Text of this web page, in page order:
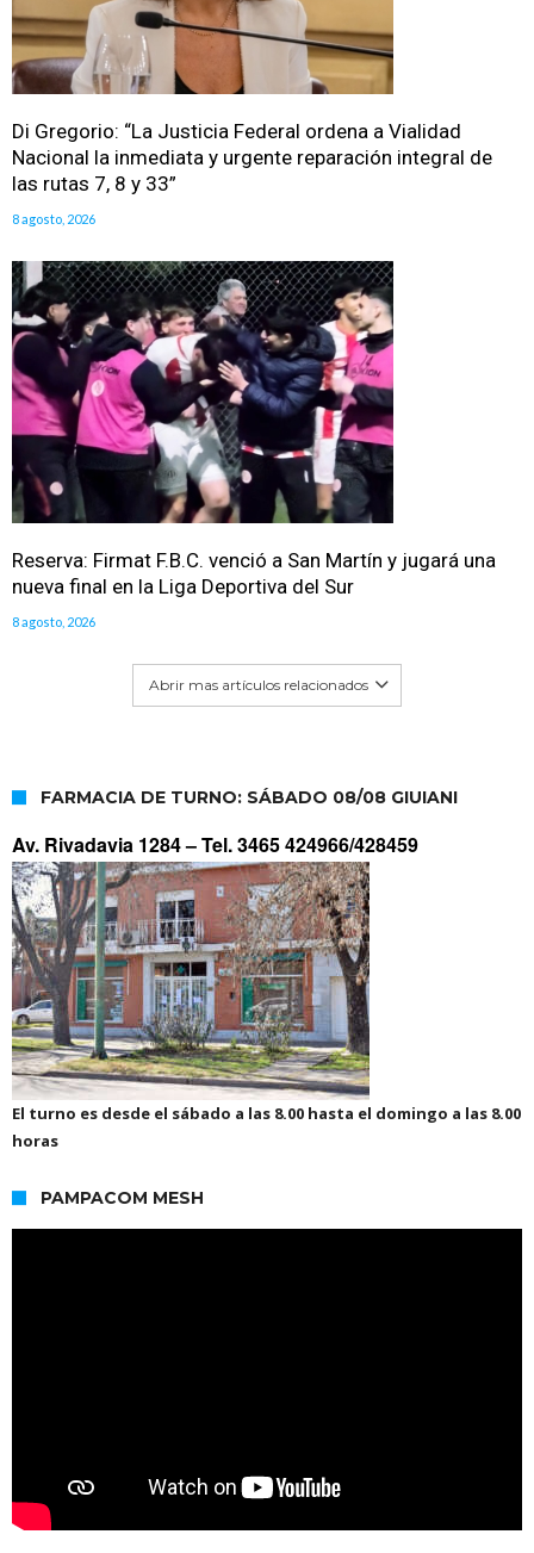
Di Gregorio: “La Justicia Federal ordena a Vialidad
Nacional la inmediata y urgente reparación integral de
las rutas 7, 8 y 33”
8 agosto, 2026
Reserva: Firmat F.B.C. venció a San Martín y jugará una
nueva final en la Liga Deportiva del Sur
8 agosto, 2026
Abrir mas artículos relacionados
FARMACIA DE TURNO: SÁBADO 08/08 GIUIANI
Av. Rivadavia 1284 –Tel. 3465 424966/428459
El turno es desde el sábado a las 8.00 hasta el domingo a las 8.00
horas
PAMPACOM MESH